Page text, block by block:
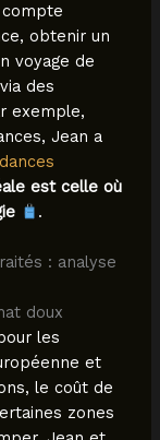
obtenir un
voyage de
des
exemple,
Jean a
est celle où
.
: analyse
doux
les
et
le coût de
zones